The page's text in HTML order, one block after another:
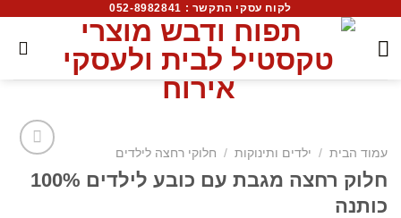
לקוח עסקי התקשר : 052-8982841
עמוד הבית / ילדים ותינוקות / חלוקי רחצה לילדים
חלוק רחצה מגבת עם כובע לילדים 100%
כותנה